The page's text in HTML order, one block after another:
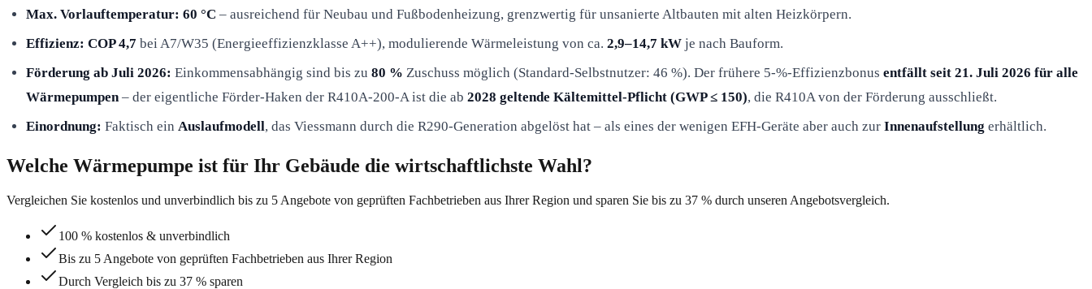
Max. Vorlauftemperatur: 60 °C – ausreichend für Neubau und Fußbodenheizung, grenzwertig für unsanierte Altbauten mit alten Heizkörpern.
Effizienz: COP 4,7 bei A7/W35 (Energieeffizienzklasse A++), modulierende Wärmeleistung von ca. 2,9–14,7 kW je nach Bauform.
Förderung ab Juli 2026: Einkommensabhängig sind bis zu 80 % Zuschuss möglich (Standard-Selbstnutzer: 46 %). Der frühere 5-%-Effizienzbonus entfällt seit 21. Juli 2026 für alle
Wärmepumpen– der eigentliche Förder-Haken der R410A-200-A ist die ab 2028 geltende Kältemittel-Pflicht (GWP ≤ 150), die R410A von der Förderung ausschließt.
Einordnung: Faktisch ein Auslaufmodell, das Viessmann durch die R290-Generation abgelöst hat – als eines der wenigen EFH-Geräte aber auch zur Innenaufstellung erhältlich.
Welche Wärmepumpe ist für Ihr Gebäude die wirtschaftlichste Wahl?
Vergleichen Sie kostenlos und unverbindlich bis zu 5 Angebote von geprüften Fachbetrieben aus Ihrer Region und sparen Sie bis zu 37 % durch unseren Angebotsvergleich.
100 % kostenlos & unverbindlich
Bis zu 5 Angebote von geprüften Fachbetrieben aus Ihrer Region
Durch Vergleich bis zu 37 % sparen